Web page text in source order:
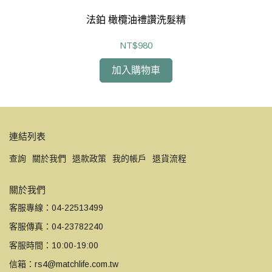
法鉑 橄欖油禮讚洗髮精
NT$980
加入購物車
連結列表
查詢 關於我們 退款政策 我的帳戶 退貨流程
關於我們
客服專線：04-22513499
客服傳真：04-23782240
客服時間：10:00-19:00
信箱：rs4@matchlife.com.tw